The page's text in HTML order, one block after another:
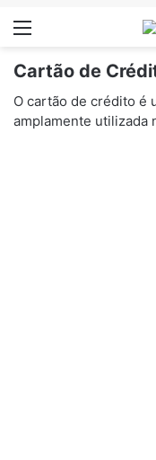
Menu
Cartão de
O cartão de crédito é
amplamente utilizada